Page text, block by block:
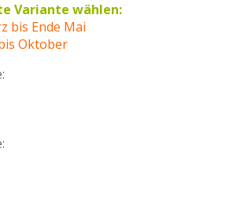
Variante wählen:
bis Ende Mai
Oktober